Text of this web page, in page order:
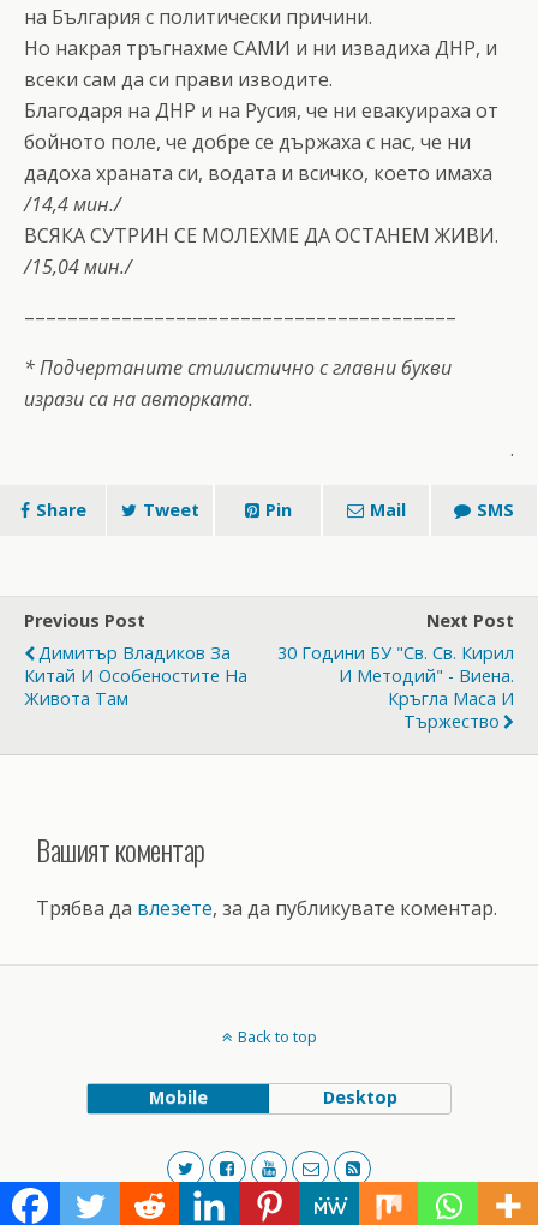
на България с политически причини.
Но накрая тръгнахме САМИ и ни извадиха ДНР, и
всеки сам да си прави изводите.
Благодаря на ДНР и на Русия, че ни евакуираха от
бойното поле, че добре се държаха с нас, че ни
дадоха храната си, водата и всичко, което имаха
/14,4 мин./
ВСЯКА СУТРИН СЕ МОЛЕХМЕ ДА ОСТАНЕМ ЖИВИ.
/15,04 мин./
––––––––––––––––––––––––––––––––––––––––
* Подчертаните стилистично с главни букви
изрази са на авторката.
.
Share Tweet Pin Mail SMS
Previous Post
Димитър Владиков За
Китай И Особеностите На
Живота Там
Next Post
30 Години БУ "Св. Св. Кирил
И Методий" - Виена.
Кръгла Маса И
Тържество
Вашият коментар
Трябва да влезете, за да публикувате коментар.
Back to top
Mobile Desktop